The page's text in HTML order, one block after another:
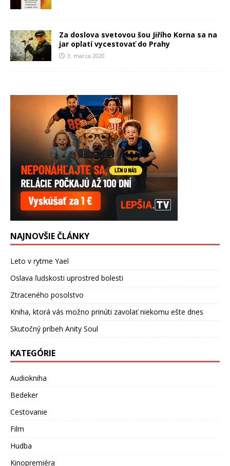
Za doslova svetovou šou Jiřího Korna sa na
jar oplatí vycestovať do Prahy
3. marca 2020
NAJNOVŠIE ČLÁNKY
Leto v rytme Yael
Oslava ľudskosti uprostred bolesti
Ztraceného posolstvo
Kniha, ktorá vás možno prinúti zavolať niekomu ešte dnes
Skutočný príbeh Anity Soul
KATEGÓRIE
Audiokniha
Bedeker
Cestovanie
Film
Hudba
Kinopremiéra